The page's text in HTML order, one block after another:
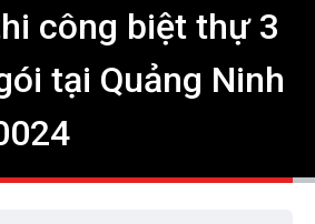
công biệt thự 3
tại Quảng Ninh